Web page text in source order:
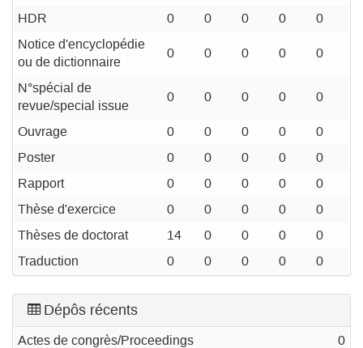
HDR 0 0 0 0
0
Notice d'encyclopédie
ou de dictionnaire
0 0 0 0 0
N°spécial de
revue/special issue
0 0 0 0 0
Ouvrage 0 0 0 0
0
Poster
0 0 0 0
0
Rapport
0 0 0 0
0
Thèse d'exercice
0 0 0 0
0
Thèses de doctorat
14 0 0 0
0
Traduction
0 0 0 0 0
Dépôs récents
Actes de congrès/Proceedings 0